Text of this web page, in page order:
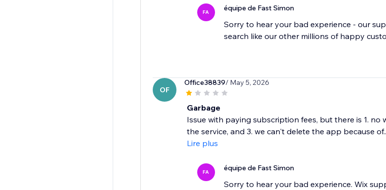
FA équipe de Fast Simon
Sorry to hear your bad experience - our
OF
Office38839/ May 5, 2026
Garbage
Issue with paying subscription fees, but there is 1.
the service, and 3. we can't delete the app because
Lire plus
FA équipe de Fast Simon
Sorry to hear your bad experience. Wix